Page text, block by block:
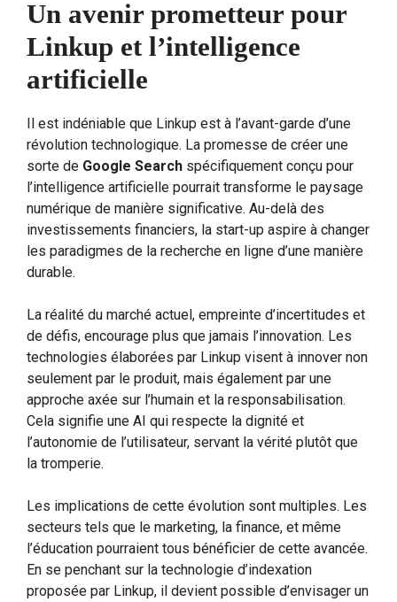
Un avenir prometteur pour
Linkup et l’intelligence
artificielle
Il est indéniable que Linkup est à l’avant-garde d’une
révolution technologique. La promesse de créer une
sorte de Google Search spécifiquement conçu pour
l’intelligence artificielle pourrait transforme le paysage
numérique de manière significative. Au-delà des
investissements financiers, la start-up aspire à changer
les paradigmes de la recherche en ligne d’une manière
durable.
La réalité du marché actuel, empreinte d’incertitudes et
de défis, encourage plus que jamais l’innovation. Les
technologies élaborées par Linkup visent à innover non
seulement par le produit, mais également par une
approche axée sur l’humain et la responsabilisation.
Cela signifie une AI qui respecte la dignité et
l’autonomie de l’utilisateur, servant la vérité plutôt que
la tromperie.
Les implications de cette évolution sont multiples. Les
secteurs tels que le marketing, la finance, et même
l’éducation pourraient tous bénéficier de cette avancée.
En se penchant sur la technologie d’indexation
proposée par Linkup, il devient possible d’envisager un